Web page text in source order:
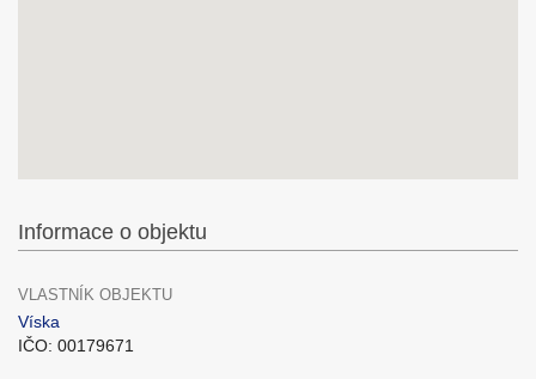
Informace o objektu
VLASTNÍK OBJEKTU
Víska
IČO: 00179671